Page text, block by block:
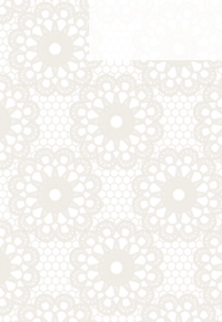
ゲ
ー
シ
ョ
ン